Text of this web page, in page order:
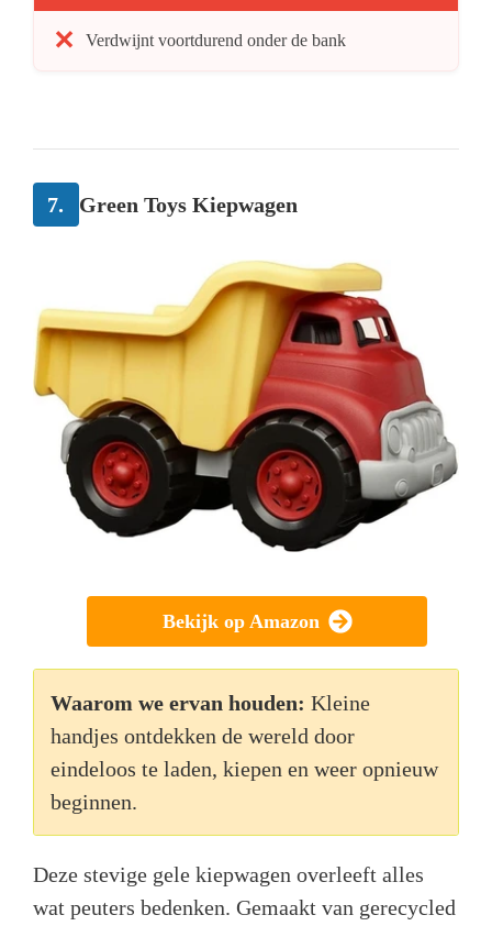
Verdwijnt voortdurend onder de bank
7. Green Toys Kiepwagen
Bekijk op Amazon
Waarom we ervan houden: Kleine
handjes ontdekken de wereld door
eindeloos te laden, kiepen en weer opnieuw
beginnen.
Deze stevige gele kiepwagen overleeft alles
wat peuters bedenken. Gemaakt van gerecycled